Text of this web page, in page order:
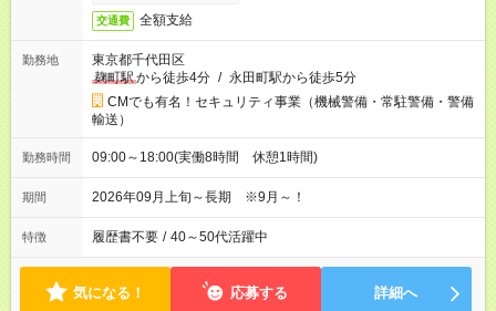
交通費 全額支給
勤務地
東京都千代田区
麹町駅から徒歩4分 / 永田町駅から徒歩5分
CMでも有名！セキュリティ事業（機械警備・常駐警備・警備
輸送）
勤務時間 09:00～18:00(実働8時間 休憩1時間)
期間 2026年09月上旬～長期 ※9月～！
特徴 履歴書不要 / 40～50代活躍中
気になる！ 応募する 詳細へ